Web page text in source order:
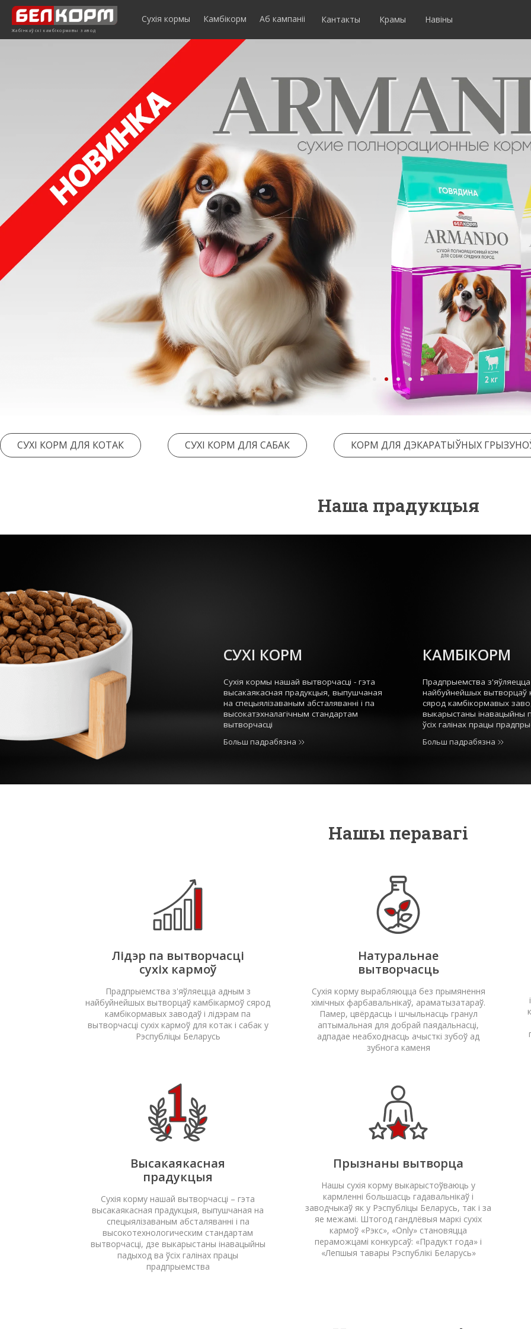
Жабінкаўскі камбікормавы завод
Сухія кормы Камбікорм Аб кампаніі Кантакты Крамы Навіны
СУХІ КОРМ ДЛЯ КОТАК СУХІ КОРМ ДЛЯ САБАК КОРМ ДЛЯ ДЭКАРАТЫЎНЫХ
Наша прадукцыя
СУХІ КОРМ
Сухія кормы нашай вытворчасці - гэта
высакаякасная прадукцыя, выпушчаная
на спецыялізаваным абсталяванні і па
высокатэхналагічным стандартам
вытворчасці
Больш падрабязна
КАМБІКОРМ
Прадпрыемства
найбуйнейшых вытворцаў
сярод камбікормавых
выкарыстаны інавацыйны
ўсіх галінах працы
Больш падрабязна
Нашы перавагі
Лідэр па вытворчасці
сухіх кармоў
Прадпрыемства з'яўляецца адным з
найбуйнейшых вытворцаў камбікармоў сярод
камбікормавых заводаў і лідэрам па
вытворчасці сухіх кармоў для котак і сабак у
Рэспубліцы Беларусь
Натуральнае
вытворчасць
Сухія корму вырабляюцца без прымянення
хімічных фарбавальнікаў, араматызатараў.
Памер, цвёрдасць і шчыльнасць гранул
аптымальная для добрай паядальнасці,
адпадае неабходнасць ачысткі зубоў ад
зубнога каменя
Высакаякасная
прадукцыя
Сухія корму нашай вытворчасці – гэта
высакаякасная прадукцыя, выпушчаная на
спецыялізаваным абсталяванні і па
высокотехнологическим стандартам
вытворчасці, дзе выкарыстаны інавацыйны
падыход ва ўсіх галінах працы
прадпрыемства
Прызнаны вытворца
Нашы сухія корму выкарыстоўваюць у
кармленні большасць гадавальнікаў і
заводчыкаў як у Рэспубліцы Беларусь, так і за
яе межамі. Штогод гандлёвыя маркі сухіх
кармоў «Рэкс», «Only» становяцца
пераможцамі конкурсаў: «Прадукт года» і
«Лепшыя тавары Рэспублікі Беларусь»